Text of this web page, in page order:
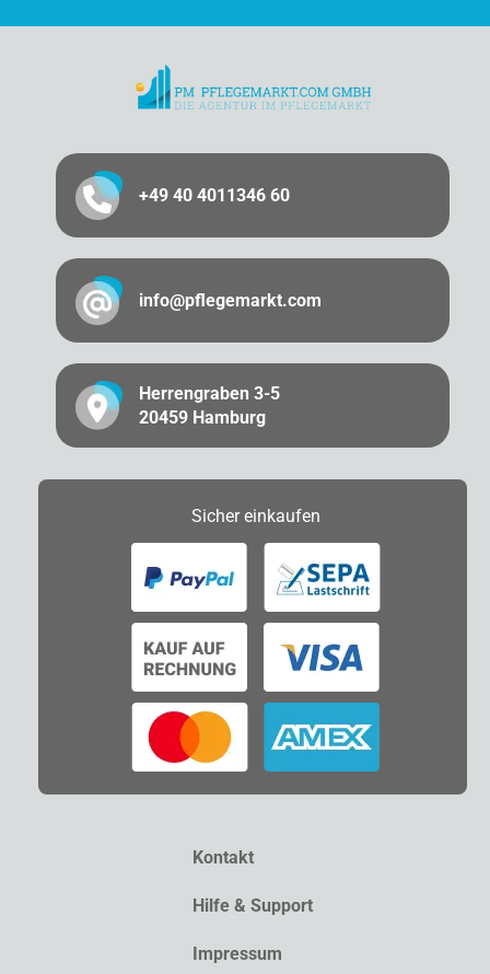
+49 40 4011346 60
info@pflegemarkt.com
Herrengraben 3-5
20459 Hamburg
Sichereinkaufen
Kontakt
Hilfe & Support
Impressum